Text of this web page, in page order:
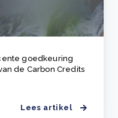
goedkeuring
de Carbon Credits
Lees artikel